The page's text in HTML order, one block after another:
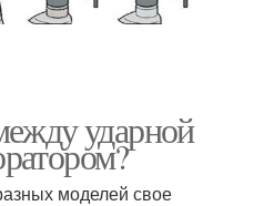
ударной
моделей свое